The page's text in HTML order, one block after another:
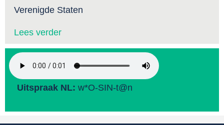
Verenigde Staten
Lees verder
Uitspraak NL: w*O-SIN-t@n